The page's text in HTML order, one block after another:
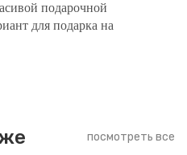
подарочной
для подарка на
посмотреть все